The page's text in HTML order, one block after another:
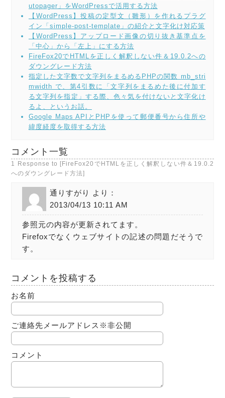
utopager」をWordPressで活用する方法
【WordPress】投稿の定型文（雛形）を作れるプラグ
イン「simple-post-template」の紹介と文字化け対応策
【WordPress】アップロード画像の切り抜き基準点を
「中心」から「左上」にする方法
FireFox20でHTMLを正しく解釈しない件＆19.0.2への
ダウングレード方法
指定した文字数で文字列をまるめるPHPの関数 mb_stri
mwidth で、第4引数に「文字列をまるめた後に付加す
る文字列を指定」する際、色々気を付けないと文字化け
るよ、というお話。
Google Maps APIとPHPを使って郵便番号から住所や
緯度経度を取得する方法
コメント一覧
1 Response to [FireFox20でHTMLを正しく解釈しない件＆19.0.2
へのダウングレード方法]
通りすがり より：
2013/04/13 10:11 AM
参照元の内容が更新されてます。
Firefoxでなくウェブサイトの記述の問題だそうで
す。
コメントを投稿する
お名前
ご連絡先メールアドレス ※非公開
コメント